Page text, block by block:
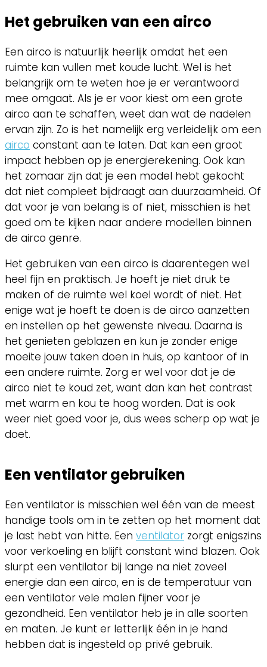
Het gebruiken van een airco
Een airco is natuurlijk heerlijk omdat het een
ruimte kan vullen met koude lucht. Wel is het
belangrijk om te weten hoe je er verantwoord
mee omgaat. Als je er voor kiest om een grote
airco aan te schaffen, weet dan wat de nadelen
ervan zijn. Zo is het namelijk erg verleidelijk om een
airco constant aan te laten. Dat kan een groot
impact hebben op je energierekening. Ook kan
het zomaar zijn dat je een model hebt gekocht
dat niet compleet bijdraagt aan duurzaamheid. Of
dat voor je van belang is of niet, misschien is het
goed om te kijken naar andere modellen binnen
de airco genre.
Het gebruiken van een airco is daarentegen wel
heel fijn en praktisch. Je hoeft je niet druk te
maken of de ruimte wel koel wordt of niet. Het
enige wat je hoeft te doen is de airco aanzetten
en instellen op het gewenste niveau. Daarna is
het genieten geblazen en kun je zonder enige
moeite jouw taken doen in huis, op kantoor of in
een andere ruimte. Zorg er wel voor dat je de
airco niet te koud zet, want dan kan het contrast
met warm en kou te hoog worden. Dat is ook
weer niet goed voor je, dus wees scherp op wat je
doet.
Een ventilator gebruiken
Een ventilator is misschien wel één van de meest
handige tools om in te zetten op het moment dat
je last hebt van hitte. Een ventilator zorgt enigszins
voor verkoeling en blijft constant wind blazen. Ook
slurpt een ventilator bij lange na niet zoveel
energie dan een airco, en is de temperatuur van
een ventilator vele malen fijner voor je
gezondheid. Een ventilator heb je in alle soorten
en maten. Je kunt er letterlijk één in je hand
hebben dat is ingesteld op privé gebruik.